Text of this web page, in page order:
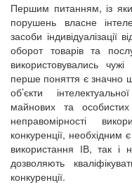
Першим питанням, із
порушень власне
засоби індивідуалізації
оборот товарів та
використовувались
перше поняття є значно
об’єкти
майнових та
неправомірності
конкуренції, необхідним
використання ІВ, так і
дозволяють
конкуренції.